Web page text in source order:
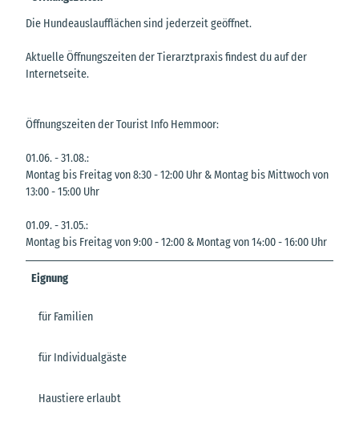
Die Hundeauslaufflächen sind jederzeit geöffnet.
Aktuelle Öffnungszeiten der Tierarztpraxis findest du auf der
Internetseite.
Öffnungszeiten der Tourist Info Hemmoor:
01.06. - 31.08.:
Montag bis Freitag von 8:30 - 12:00 Uhr & Montag bis Mittwoch von
13:00 - 15:00 Uhr
01.09. - 31.05.:
Montag bis Freitag von 9:00 - 12:00 & Montag von 14:00 - 16:00 Uhr
Eignung
für Familien
für Individualgäste
Haustiere erlaubt